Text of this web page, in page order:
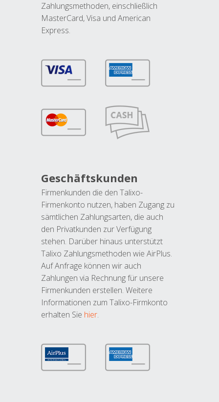
Zahlungsmethoden, einschließlich
MasterCard, Visa und American
Express.
Geschäftskunden
Firmenkunden die den Talixo-
Firmenkonto nutzen, haben Zugang zu
sämtlichen Zahlungsarten, die auch
den Privatkunden zur Verfügung
stehen. Darüber hinaus unterstützt
Talixo Zahlungsmethoden wie AirPlus.
Auf Anfrage können wir auch
Zahlungen via Rechnung für unsere
Firmenkunden erstellen. Weitere
Informationen zum Talixo-Firmkonto
erhalten Sie hier.